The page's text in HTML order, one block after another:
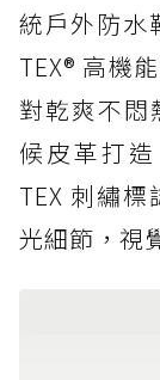
統戶外防水
TEX® 高機
對乾爽不悶
候皮革打
TEX 刺繡
光細節，視